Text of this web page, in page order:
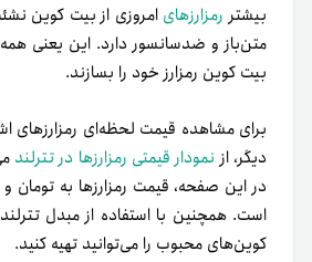
بیشتر رمزارزهای امروزی از بیت کوین
متن‌باز و ضدسانسور دارد. این یعنی همه
بیت کوین رمزارز خود را بسازند.
برای مشاهده قیمت لحظه‌ای رمزارزهای
دیگر، از نمودار قیمتی رمزارزها در تترلند
در این صفحه، قیمت رمزارزها به تومان
است. همچنین با استفاده از مبدل
کوین‌های محبوب را می‌توانید تهیه کنید.